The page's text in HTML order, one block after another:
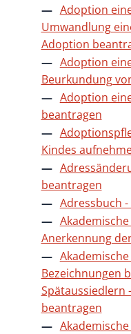
Adoption
Umwandlung
Adoption
Adoption
Beurkundung
Adoption
beantragen
Kindes
beantragen
Adressbuch
Anerkennung
Bezeichnungen
Spätaussiedlern
beantragen